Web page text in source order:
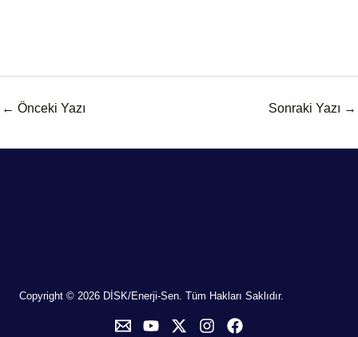
← Önceki Yazı Sonraki Yazı →
Copyright © 2026 DİSK/Enerji-Sen. Tüm Hakları Saklıdır.